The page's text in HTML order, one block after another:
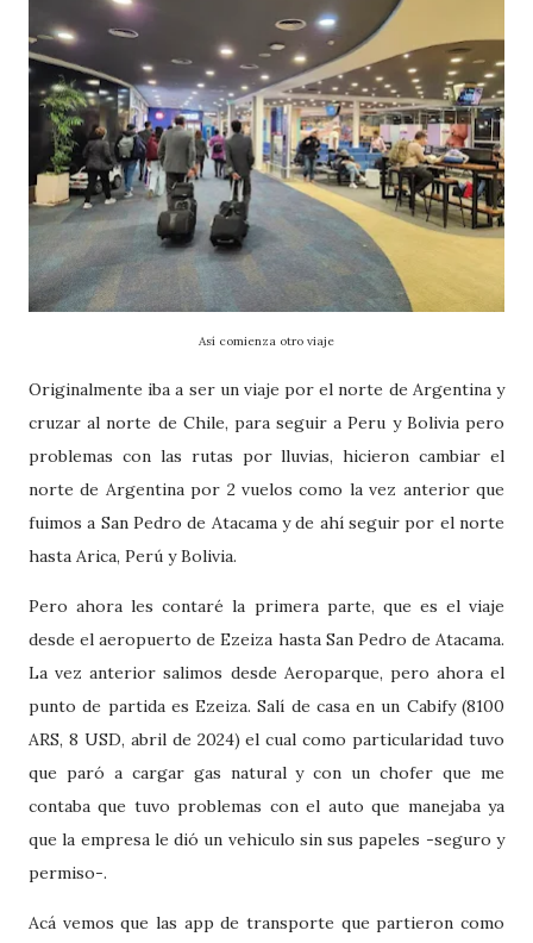
Así comienza otro viaje
Originalmente iba a ser un viaje por el norte de Argentina y
cruzar al norte de Chile, para seguir a Peru y Bolivia pero
problemas con las rutas por lluvias, hicieron cambiar el
norte de Argentina por 2 vuelos como la vez anterior que
fuimos a San Pedro de Atacama y de ahí seguir por el norte
hasta Arica, Perú y Bolivia.
Pero ahora les contaré la primera parte, que es el viaje
desde el aeropuerto de Ezeiza hasta San Pedro de Atacama.
La vez anterior salimos desde Aeroparque, pero ahora el
punto de partida es Ezeiza. Salí de casa en un Cabify (8100
ARS, 8 USD, abril de 2024) el cual como particularidad tuvo
que paró a cargar gas natural y con un chofer que me
contaba que tuvo problemas con el auto que manejaba ya
que la empresa le dió un vehiculo sin sus papeles -seguro y
permiso-.
Acá vemos que las app de transporte que partieron como